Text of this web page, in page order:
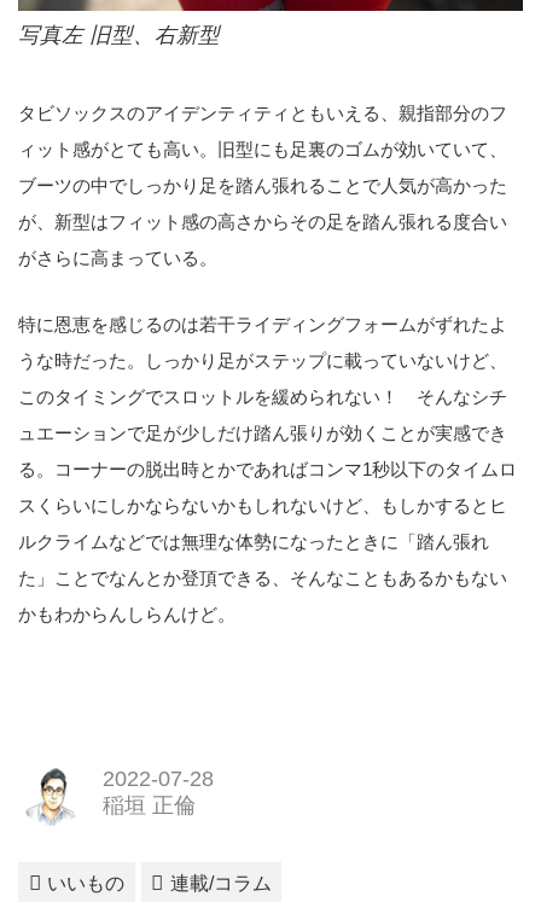
写真左 旧型、右新型
タビソックスのアイデンティティともいえる、親指部分のフ
ィット感がとても高い。旧型にも足裏のゴムが効いていて、
ブーツの中でしっかり足を踏ん張れることで人気が高かった
が、新型はフィット感の高さからその足を踏ん張れる度合い
がさらに高まっている。
特に恩恵を感じるのは若干ライディングフォームがずれたよ
うな時だった。しっかり足がステップに載っていないけど、
このタイミングでスロットルを緩められない！ そんなシチ
ュエーションで足が少しだけ踏ん張りが効くことが実感でき
る。コーナーの脱出時とかであればコンマ1秒以下のタイムロ
スくらいにしかならないかもしれないけど、もしかするとヒ
ルクライムなどでは無理な体勢になったときに「踏ん張れ
た」ことでなんとか登頂できる、そんなこともあるかもない
かもわからんしらんけど。
2022-07-28
稲垣 正倫
いいもの 連載/コラム